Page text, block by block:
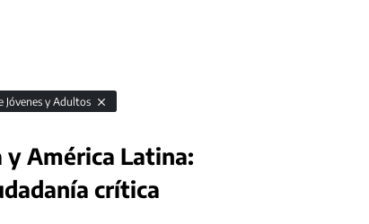
Jóvenes y Adultos
y América Latina:
crítica